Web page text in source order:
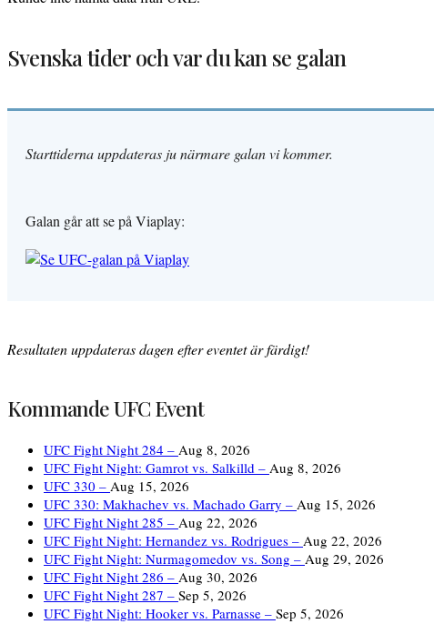
Svenska tider och var du kan se galan
Starttiderna uppdateras ju närmare galan vi kommer.
Galan går att se på Viaplay:
Resultaten uppdateras dagen efter eventet är färdigt!
Kommande UFC Event
UFC Fight Night 284 – Aug 8, 2026
UFC Fight Night: Gamrot vs. Salkilld – Aug 8, 2026
UFC 330 – Aug 15, 2026
UFC 330: Makhachev vs. Machado Garry – Aug 15, 2026
UFC Fight Night 285 – Aug 22, 2026
UFC Fight Night: Hernandez vs. Rodrigues – Aug 22, 2026
UFC Fight Night: Nurmagomedov vs. Song – Aug 29, 2026
UFC Fight Night 286 – Aug 30, 2026
UFC Fight Night 287 – Sep 5, 2026
UFC Fight Night: Hooker vs. Parnasse – Sep 5, 2026